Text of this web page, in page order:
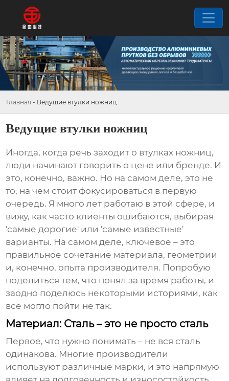
Главная - Ведущие втулки ножниц
Ведущие втулки ножниц
Иногда, когда речь заходит о втулках ножниц,
люди начинают говорить о цене или бренде. И
это, конечно, важно. Но на самом деле, это не
то, на чем стоит фокусироваться в первую
очередь. Я много лет работаю в этой сфере, и
вижу, как часто клиенты ошибаются, выбирая
'самые дорогие' или 'самые известные'
варианты. На самом деле, ключевое – это
правильное сочетание материала, геометрии
и, конечно, опыта производителя. Попробую
поделиться тем, что понял за время работы, и
заодно поделюсь некоторыми историями, как
все могло пойти не так.
Материал: Сталь – это не просто сталь
Первое, что нужно понимать – не вся сталь
одинакова. Многие производители
используют различные марки, и это напрямую